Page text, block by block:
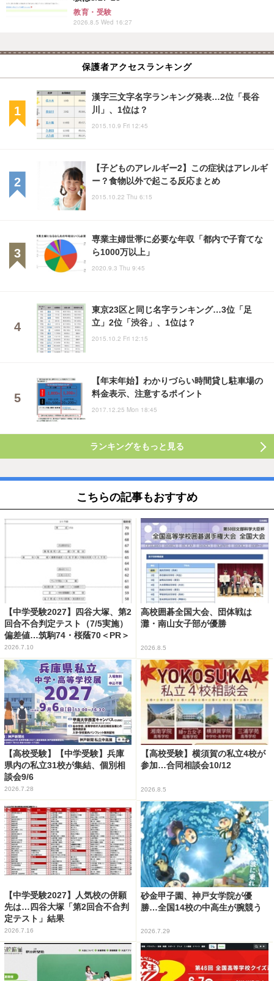
教育・受験
2026.8.5 Wed 16:27
保護者アクセスランキング
漢字三文字名字ランキング発表…2位「長谷
川」、1位は？
2015.10.9 Fri 12:45
【子どものアレルギー2】この症状はアレルギ
ー？食物以外で起こる反応まとめ
2015.10.22 Thu 6:15
専業主婦世帯に必要な年収「都内で子育てな
ら1000万以上」
2020.9.3 Thu 9:45
東京23区と同じ名字ランキング…3位「足
立」2位「渋谷」、1位は？
2015.10.2 Fri 12:15
【年末年始】わかりづらい時間貸し駐車場の
料金表示、注意するポイント
2017.12.25 Mon 18:45
ランキングをもっと見る
こちらの記事もおすすめ
【中学受験2027】四谷大塚、第2
回合不合判定テスト（7/5実施）
偏差値…筑駒74・桜蔭70＜PR＞
2026.7.10
高校囲碁全国大会、団体戦は
灘・南山女子部が優勝
2026.8.5
【高校受験】【中学受験】兵庫
県内の私立31校が集結、個別相
談会9/6
2026.7.28
【高校受験】横須賀の私立4校が
参加…合同相談会10/12
2026.8.5
【中学受験2027】人気校の併願
先は…四谷大塚「第2回合不合判
定テスト」結果
2026.7.16
砂金甲子園、神戸女学院が優
勝…全国14校の中高生が腕競う
2026.7.29